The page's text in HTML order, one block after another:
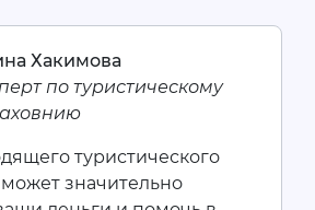
Хакимова
по туристическому
туристического
значительно